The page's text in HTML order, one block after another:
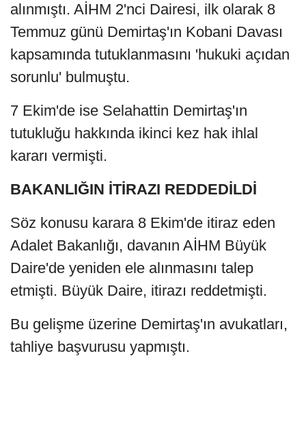
alınmıştı. AİHM 2'nci Dairesi, ilk olarak 8
Temmuz günü Demirtaş'ın Kobani Davası
kapsamında tutuklanmasını 'hukuki açıdan
sorunlu' bulmuştu.
7 Ekim'de ise Selahattin Demirtaş'ın
tutukluğu hakkında ikinci kez hak ihlal
kararı vermişti.
BAKANLIĞIN İTİRAZI REDDEDİLDİ
Söz konusu karara 8 Ekim'de itiraz eden
Adalet Bakanlığı, davanın AİHM Büyük
Daire'de yeniden ele alınmasını talep
etmişti. Büyük Daire, itirazı reddetmişti.
Bu gelişme üzerine Demirtaş'ın avukatları,
tahliye başvurusu yapmıştı.